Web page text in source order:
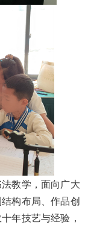
教学，面向广大
构布局、作品创
年技艺与经验，